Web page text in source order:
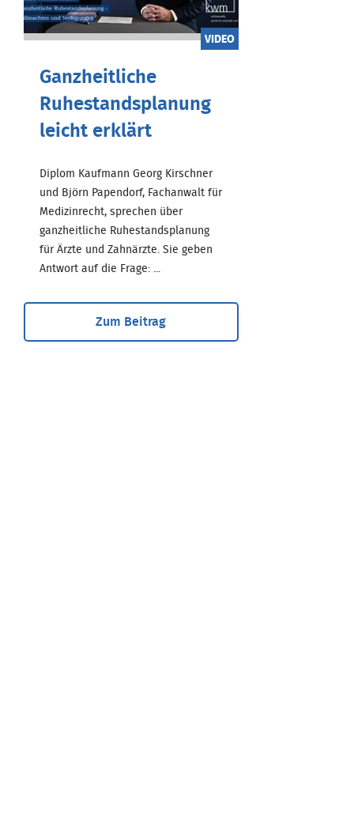
VIDEO
Ganzheitliche
Ruhestandsplanung
leicht erklärt
Diplom Kaufmann Georg Kirschner
und Björn Papendorf, Fachanwalt für
Medizinrecht, sprechen über
ganzheitliche Ruhestandsplanung
für Ärzte und Zahnärzte. Sie geben
Antwort auf die Frage: ...
Zum Beitrag